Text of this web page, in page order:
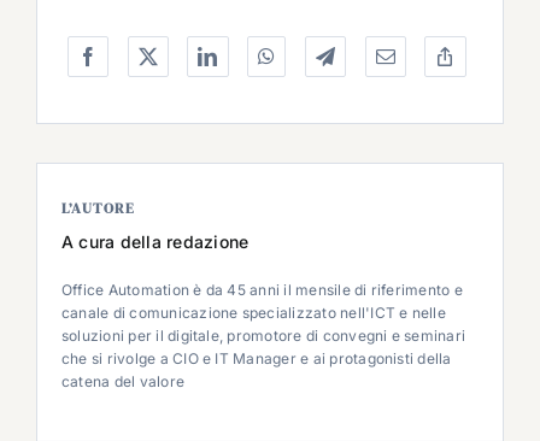
L’AUTORE
A cura della redazione
Office Automation è da 45 anni il mensile di riferimento e
canale di comunicazione specializzato nell'ICT e nelle
soluzioni per il digitale, promotore di convegni e seminari
che si rivolge a CIO e IT Manager e ai protagonisti della
catena del valore